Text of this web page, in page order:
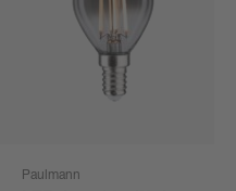
Paulmann